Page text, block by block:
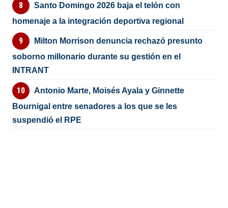
Santo Domingo 2026 baja el telón con
homenaje a la integración deportiva regional
Milton Morrison denuncia rechazó presunto
soborno millonario durante su gestión en el
INTRANT
Antonio Marte, Moisés Ayala y Ginnette
Bournigal entre senadores a los que se les
suspendió el RPE